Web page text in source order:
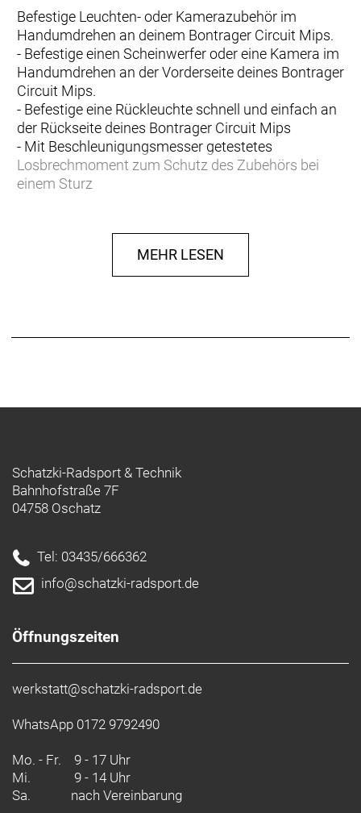
Befestige Leuchten- oder Kamerazubehör im
Handumdrehen an deinem Bontrager Circuit Mips.
- Befestige einen Scheinwerfer oder eine Kamera im
Handumdrehen an der Vorderseite deines Bontrager
Circuit Mips.
- Befestige eine Rückleuchte schnell und einfach an
der Rückseite deines Bontrager Circuit Mips
- Mit Beschleunigungsmesser getestetes
Losbrechmoment zum Schutz des Zubehörs bei
einem Sturz
MEHR LESEN
Schatzki-Radsport & Technik
Bahnhofstraße 7F
04758 Oschatz
Tel: 03435/666362
info@schatzki-radsport.de
Öffnungszeiten
werkstatt@schatzki-radsport.de
WhatsApp 0172 9792490
Mo. - Fr. 9 - 17 Uhr
Mi.
9 - 14 Uhr
Sa.
nach Vereinbarung